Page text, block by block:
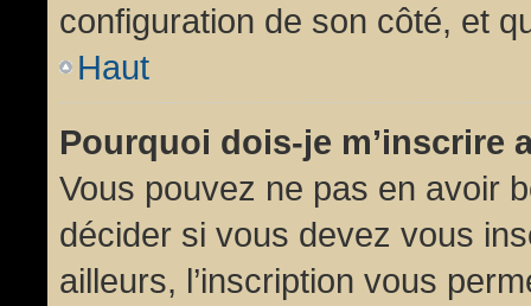
configuration de son côté, et
Haut
Pourquoi dois-je m’inscrire
Vous pouvez ne pas en avoir
décider si vous devez vous
ailleurs, l’inscription vous